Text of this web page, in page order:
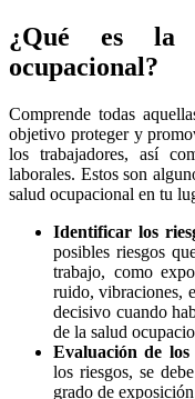
¿Qué es la
ocupacional?
Comprende todas
objetivo proteger y
los trabajadores, así
laborales. Estos son
salud ocupacional en tu
Identificar los
posibles riesgos
trabajo, como
ruido, vibraciones,
decisivo cuando
de la salud
Evaluación de
los riesgos, se
grado de